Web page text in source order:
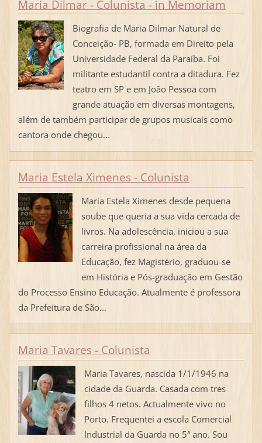
Maria Dilmar - Colunista - in Memoriam
Biografia de Maria Dilmar Natural de
Conceição- PB, formada em Direito pela
Universidade Federal da Paraíba. Foi
militante estudantil contra a ditadura. Fez
teatro em SP e em João Pessoa com
grande atuação em diversas montagens,
além de também participar de grupos musicais como
cantora onde chegou...
Maria Estela Ximenes - Colunista
Maria Estela Ximenes desde pequena
soube que queria a sua vida cercada de
livros. Na adolescência, iniciou a sua
carreira profissional na área da
Educação, fez Magistério, graduou-se
em História e Pós-graduação em Gestão
do Processo Ensino Educação. Atualmente é professora
da Prefeitura de São...
Maria Tavares - Colunista
Maria Tavares, nascida 1/1/1946 na
cidade da Guarda. Casada com tres
filhos 4 netos. Actualmente vivo no
Porto. Frequentei a escola Comercial
Industrial da Guarda no 5ª ano. Sou